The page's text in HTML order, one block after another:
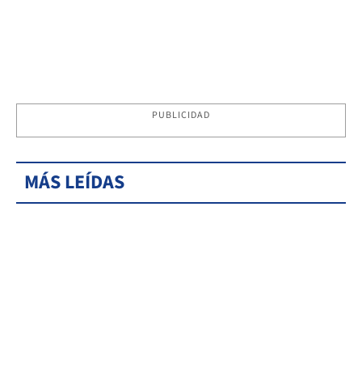
PUBLICIDAD
MÁS LEÍDAS